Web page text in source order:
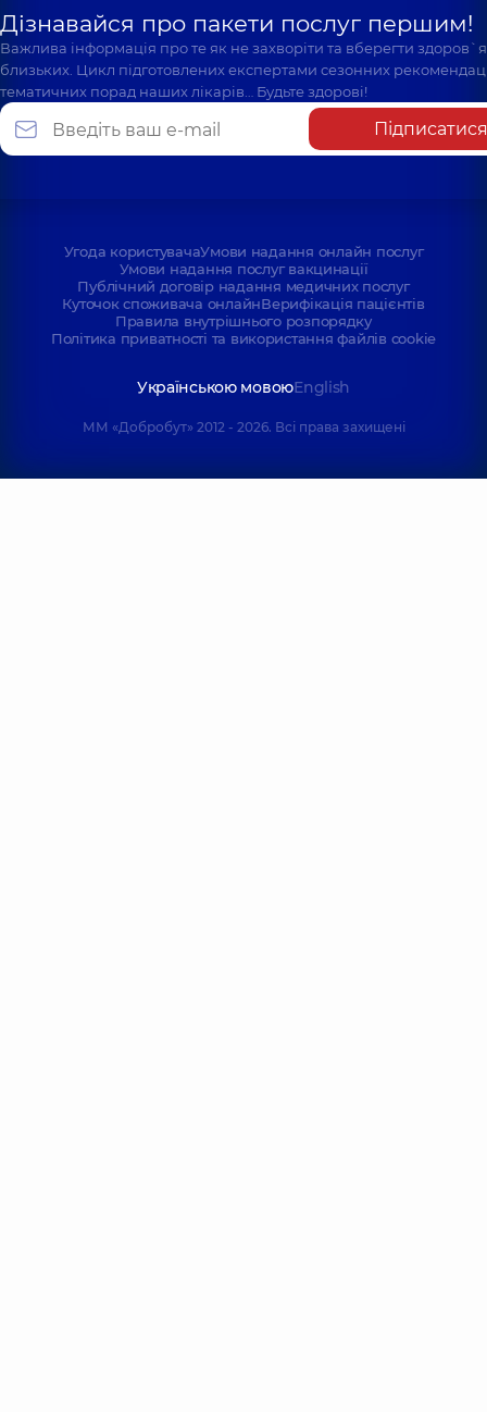
Дізнавайся про пакети послуг першим!
Важлива інформація про те як не захворіти та вберегти
близьких. Цикл підготовлених експертами сезонних
тематичних порад наших лікарів… Будьте здорові!
Підписатися
Угода користувачаУмови надання онлайн послуг
Умови надання послуг вакцинації
Публічний договір надання медичних послуг
Куточок споживача онлайнВерифікація пацієнтів
Правила внутрішнього розпорядку
Політика приватності та використання файлів cookie
Українською мовоюEnglish
ММ «Добробут» 2012 - 2026. Всі права захищені